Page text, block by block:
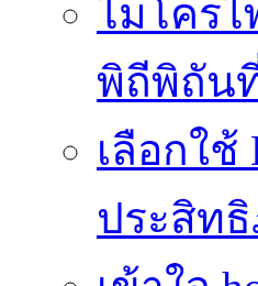
ไมโคร
พิถีพิถัน
เลือกใช้
ประสิท